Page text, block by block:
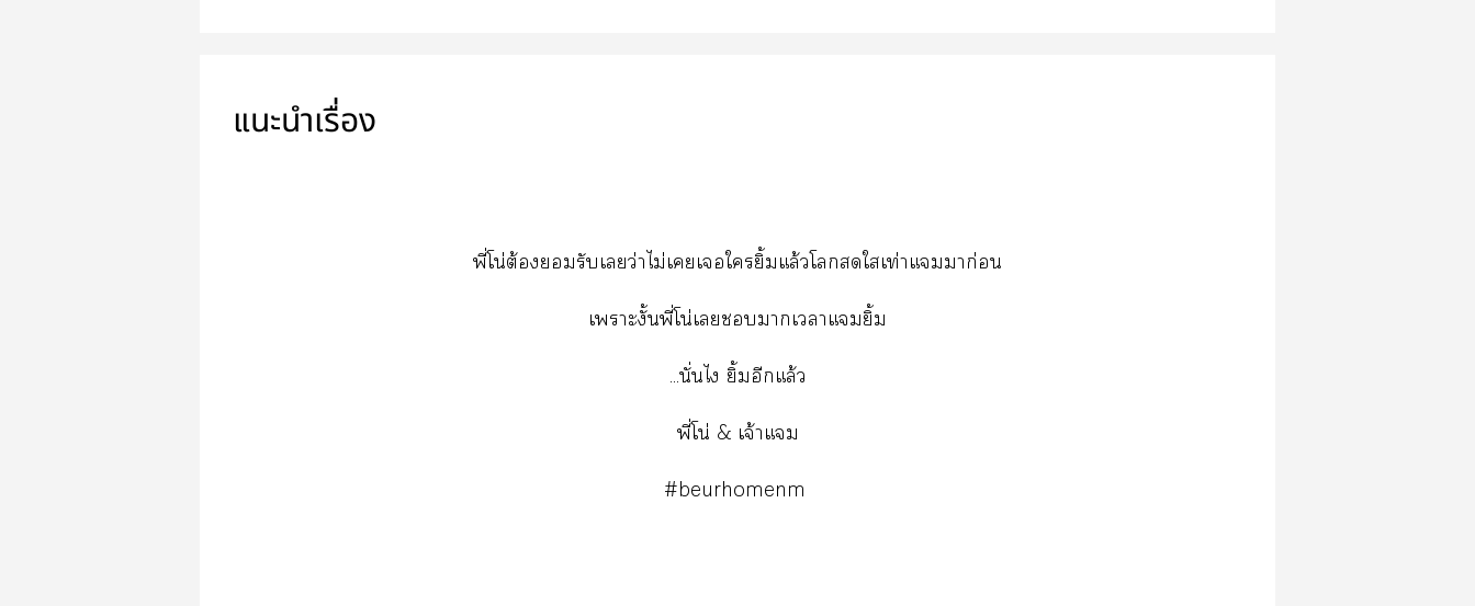
แนะนำเรื่อง
พี่โน่ต้องรับเว่าไม่เเใยิ้มแล้วโใเท่าแมมาก่อน
เาะงั้นพี่โน่เาเาแมยิ้ม
...นั่นไ ยิ้มอีกแล้ว
พี่โน่ & เจ้าแม
#beurhomenm